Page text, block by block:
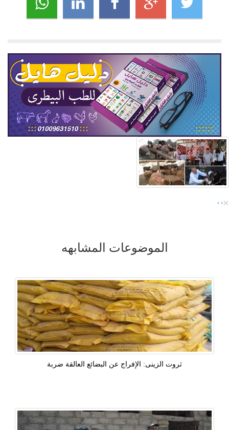
‹
› ×
الموضوعات المشابهه
ثروت الزينى: الإفراج عن البضائع العالقة ضربة